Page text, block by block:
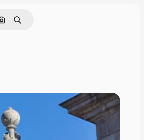
Поиск по изображению
Поиск